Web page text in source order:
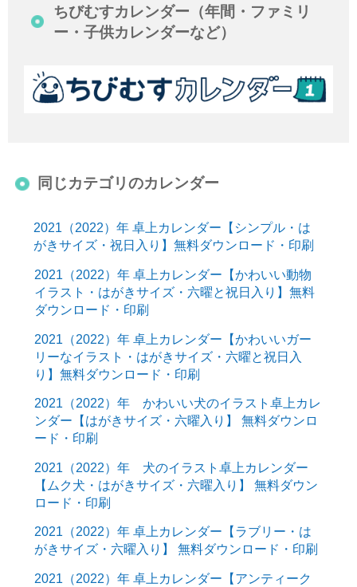
ちびむすカレンダー（年間・ファミリ
ー・子供カレンダーなど）
同じカテゴリのカレンダー
2021（2022）年 卓上カレンダー【シンプル・は
がきサイズ・祝日入り】無料ダウンロード・印刷
2021（2022）年 卓上カレンダー【かわいい動物
イラスト・はがきサイズ・六曜と祝日入り】無料
ダウンロード・印刷
2021（2022）年 卓上カレンダー【かわいいガー
リーなイラスト・はがきサイズ・六曜と祝日入
り】無料ダウンロード・印刷
2021（2022）年 かわいい犬のイラスト卓上カレ
ンダー【はがきサイズ・六曜入り】 無料ダウンロ
ード・印刷
2021（2022）年 犬のイラスト卓上カレンダー
【ムク犬・はがきサイズ・六曜入り】 無料ダウン
ロード・印刷
2021（2022）年 卓上カレンダー【ラブリー・は
がきサイズ・六曜入り】 無料ダウンロード・印刷
2021（2022）年 卓上カレンダー【アンティーク